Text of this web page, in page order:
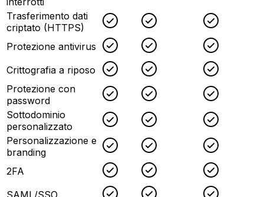
Trasferimento dati
criptato (HTTPS)
Checked
Protezione antivirus Checked
Crittografia a riposo Checked
Protezione con
password
Checked
Sottodominio
personalizzato
Checked
Personalizzazione e
branding
Checked
2FA Checked
SAML/SSO Checked